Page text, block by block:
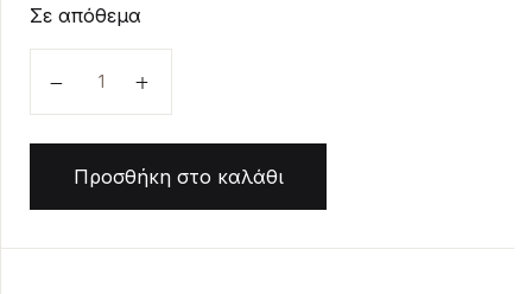
Σε απόθεμα
Προσθήκη στο καλάθι